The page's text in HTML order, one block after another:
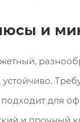
и
для